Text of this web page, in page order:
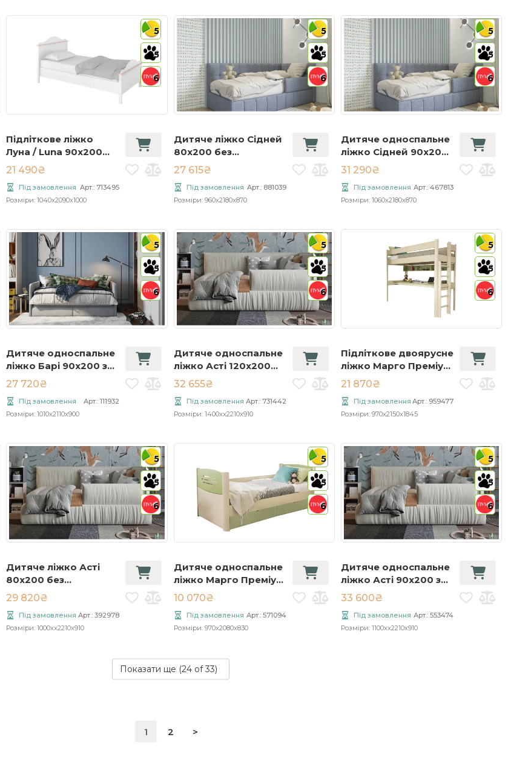
5
5
6
Підліткове ліжко
Луна / Luna 90x200
біло-рожевий з
матрацом LN-08
21 490₴
Арт.: 713495
Під замовлення
Розміри: 1040x2090x1000
5
5
6
Дитяче ліжко Сідней
80x200 без
підйомного
механізму
27 615₴
Арт.: 881039
Під замовлення
Розміри: 960x2180x870
5
5
6
Дитяче односпальне
ліжко Сідней 90x200
з підйомником
31 290₴
Арт.: 467813
Під замовлення
Розміри: 1060x2180x870
5
5
6
Дитяче односпальне
ліжко Барі 90x200 з
шухлядами
27 720₴
Арт.: 111932
Під замовлення
Розміри: 1010x2110x900
5
5
6
Дитяче односпальне
ліжко Асті 120x200
без підйомного
механізму
32 655₴
Арт.: 731442
Під замовлення
Розміри: 1400xx2210x910
5
5
6
Підліткове двоярусне
ліжко Марго Преміум
90x200 слонова
кістка/фісташка
21 870₴
Арт.: 959477
Під замовлення
Розміри: 970x2150x1845
5
5
6
Дитяче ліжко Асті
80x200 без
підйомного
механізму
29 820₴
Арт.: 392978
Під замовлення
Розміри: 1000xx2210x910
5
5
6
Дитяче односпальне
ліжко Марго Преміум
90x200 слонова
кістка/фісташка (без
ящиків)
10 070₴
Арт.: 571094
Під замовлення
Розміри: 970x2080x830
5
5
6
Дитяче односпальне
ліжко Асті 90x200 з
підйомником
33 600₴
Арт.: 553474
Під замовлення
Розміри: 1100xx2210x910
Показати ще (24of 33)
1 2 >